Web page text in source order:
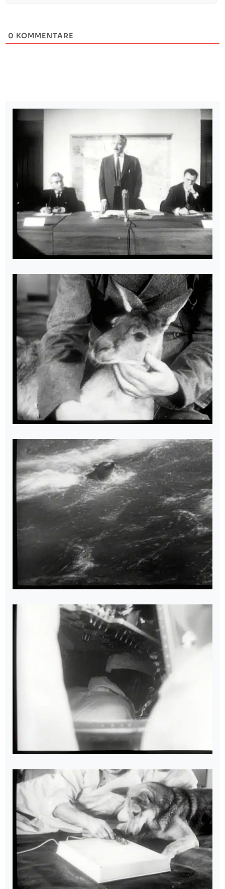
0 KOMMENTARE